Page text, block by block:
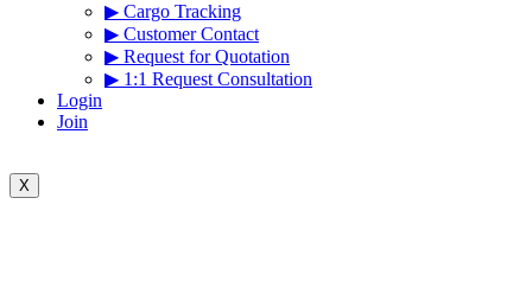
▶ Cargo Tracking
▶ Customer Contact
▶ Request for Quotation
▶ 1:1 Request Consultation
Login
Join
X